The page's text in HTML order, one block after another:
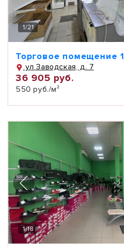
1/21
Торговое помещение
ул Заводская, д. 7
36 905 руб.
550 руб./м²
1/18